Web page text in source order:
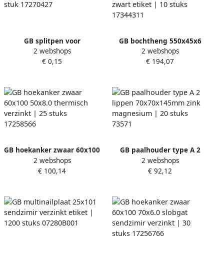
GB splitpen voor
boerenklinkstel rvs A2 | 1
stuk 17270427
2 webshops
€ 0,15
GB bochtheng 550x45x6
pendia Ø16 vierkant epoxy
zwart etiket | 10 stuks
2 webshops
€ 194,07
GB hoekanker zwaar 60x100
50x8.0 thermisch verzinkt |
25 stuks 17258566
2 webshops
€ 100,14
GB paalhouder type A 2
lippen 70x70x145mm zink
magnesium | 20 stuks
2 webshops
€ 92,12